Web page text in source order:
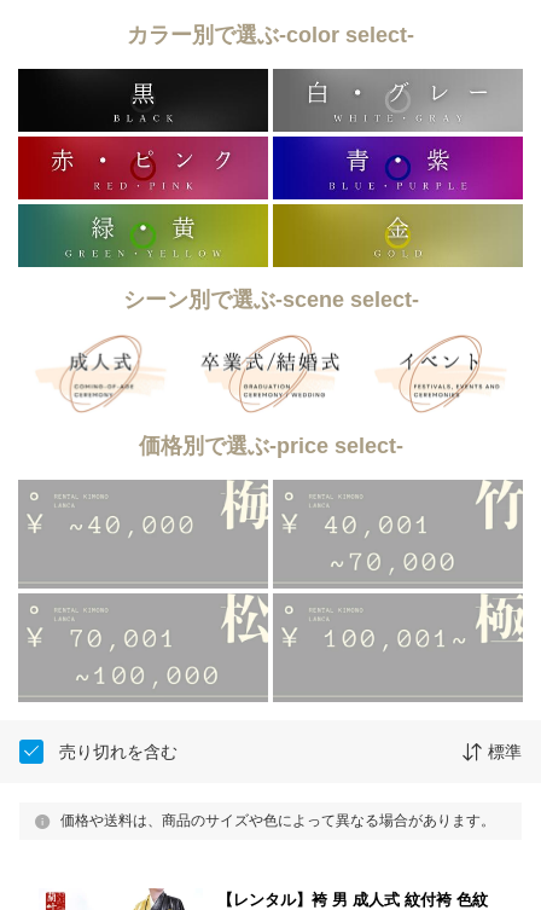
カラー別で選ぶ-color select-
シーン別で選ぶ-scene select-
価格別で選ぶ-price select-
売り切れを含む 標準
価格や送料は、商品のサイズや色によって異なる場合があります。
【レンタル】袴 男 成人式 紋付袴 色紋